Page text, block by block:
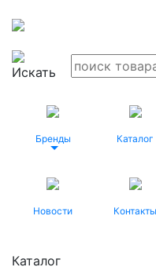
Бренды Каталог
Новости Контакты
Каталог